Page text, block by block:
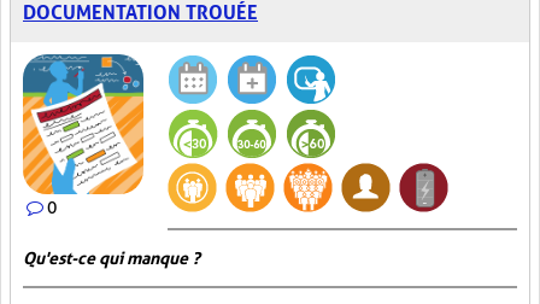
DOCUMENTATION TROUÉE
0
Qu'est-ce qui manque ?